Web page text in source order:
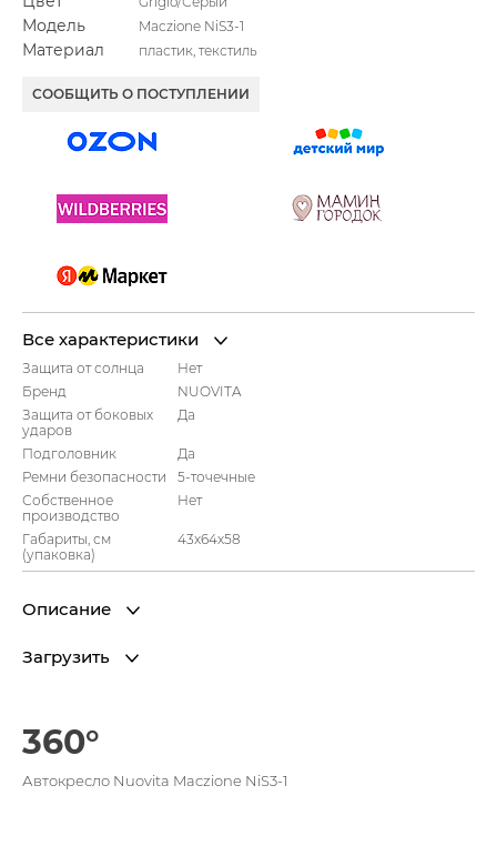
Модель Maczione NiS3-1
Материал пластик, текстиль
СООБЩИТЬ О ПОСТУПЛЕНИИ
Все характеристики
Защита от солнца
Нет
Бренд
NUOVITA
Защита от боковых
ударов
Да
Подголовник
Да
Ремни безопасности
5-точечные
Собственное
производство
Нет
Габариты, см
(упаковка)
43x64x58
Описание
Загрузить
360°
Автокресло Nuovita Maczione NiS3-1